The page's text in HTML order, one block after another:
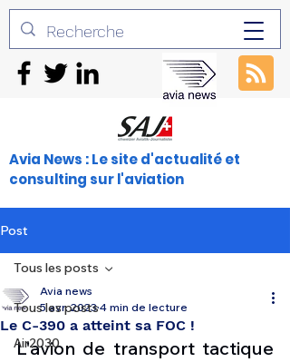
Avia News : Le site d'actualité et
consulting sur l'aviation
Post
Tous les posts
Air2030
Tous les posts
Le C-390 a atteint sa FOC !
Avia news
5 avr. 2023 4 min de lecture
L'avion de transport tactique